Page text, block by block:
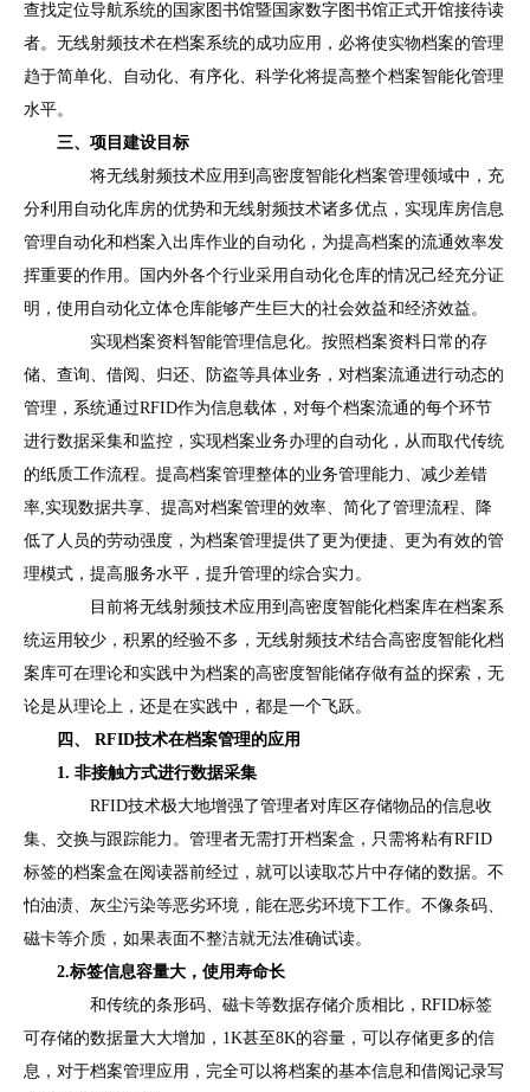
查找定位导航系统的国家图书馆暨国家数字图书馆正式开馆接待读
者。无线射频技术在档案系统的成功应用，必将使实物档案的管理
趋于简单化、自动化、有序化、科学化将提高整个档案智能化管理
水平。
三、项目建设目标
将无线射频技术应用到高密度智能化档案管理领域中，充
分利用自动化库房的优势和无线射频技术诸多优点，实现库房信息
管理自动化和档案入出库作业的自动化，为提高档案的流通效率发
挥重要的作用。国内外各个行业采用自动化仓库的情况己经充分证
明，使用自动化立体仓库能够产生巨大的社会效益和经济效益。
实现档案资料智能管理信息化。按照档案资料日常的存
储、查询、借阅、归还、防盗等具体业务，对档案流通进行动态的
管理，系统通过RFID作为信息载体，对每个档案流通的每个环节
进行数据采集和监控，实现档案业务办理的自动化，从而取代传统
的纸质工作流程。提高档案管理整体的业务管理能力、减少差错
率,实现数据共享、提高对档案管理的效率、简化了管理流程、降
低了人员的劳动强度，为档案管理提供了更为便捷、更为有效的管
理模式，提高服务水平，提升管理的综合实力。
目前将无线射频技术应用到高密度智能化档案库在档案系
统运用较少，积累的经验不多，无线射频技术结合高密度智能化档
案库可在理论和实践中为档案的高密度智能储存做有益的探索，无
论是从理论上，还是在实践中，都是一个飞跃。
四、 RFID技术在档案管理的应用
1. 非接触方式进行数据采集
RFID技术极大地增强了管理者对库区存储物品的信息收
集、交换与跟踪能力。管理者无需打开档案盒，只需将粘有RFID
标签的档案盒在阅读器前经过，就可以读取芯片中存储的数据。不
怕油渍、灰尘污染等恶劣环境，能在恶劣环境下工作。不像条码、
磁卡等介质，如果表面不整洁就无法准确试读。
2.标签信息容量大，使用寿命长
和传统的条形码、磁卡等数据存储介质相比，RFID标签
可存储的数据量大大增加，1K甚至8K的容量，可以存储更多的信
息，对于档案管理应用，完全可以将档案的基本信息和借阅记录写